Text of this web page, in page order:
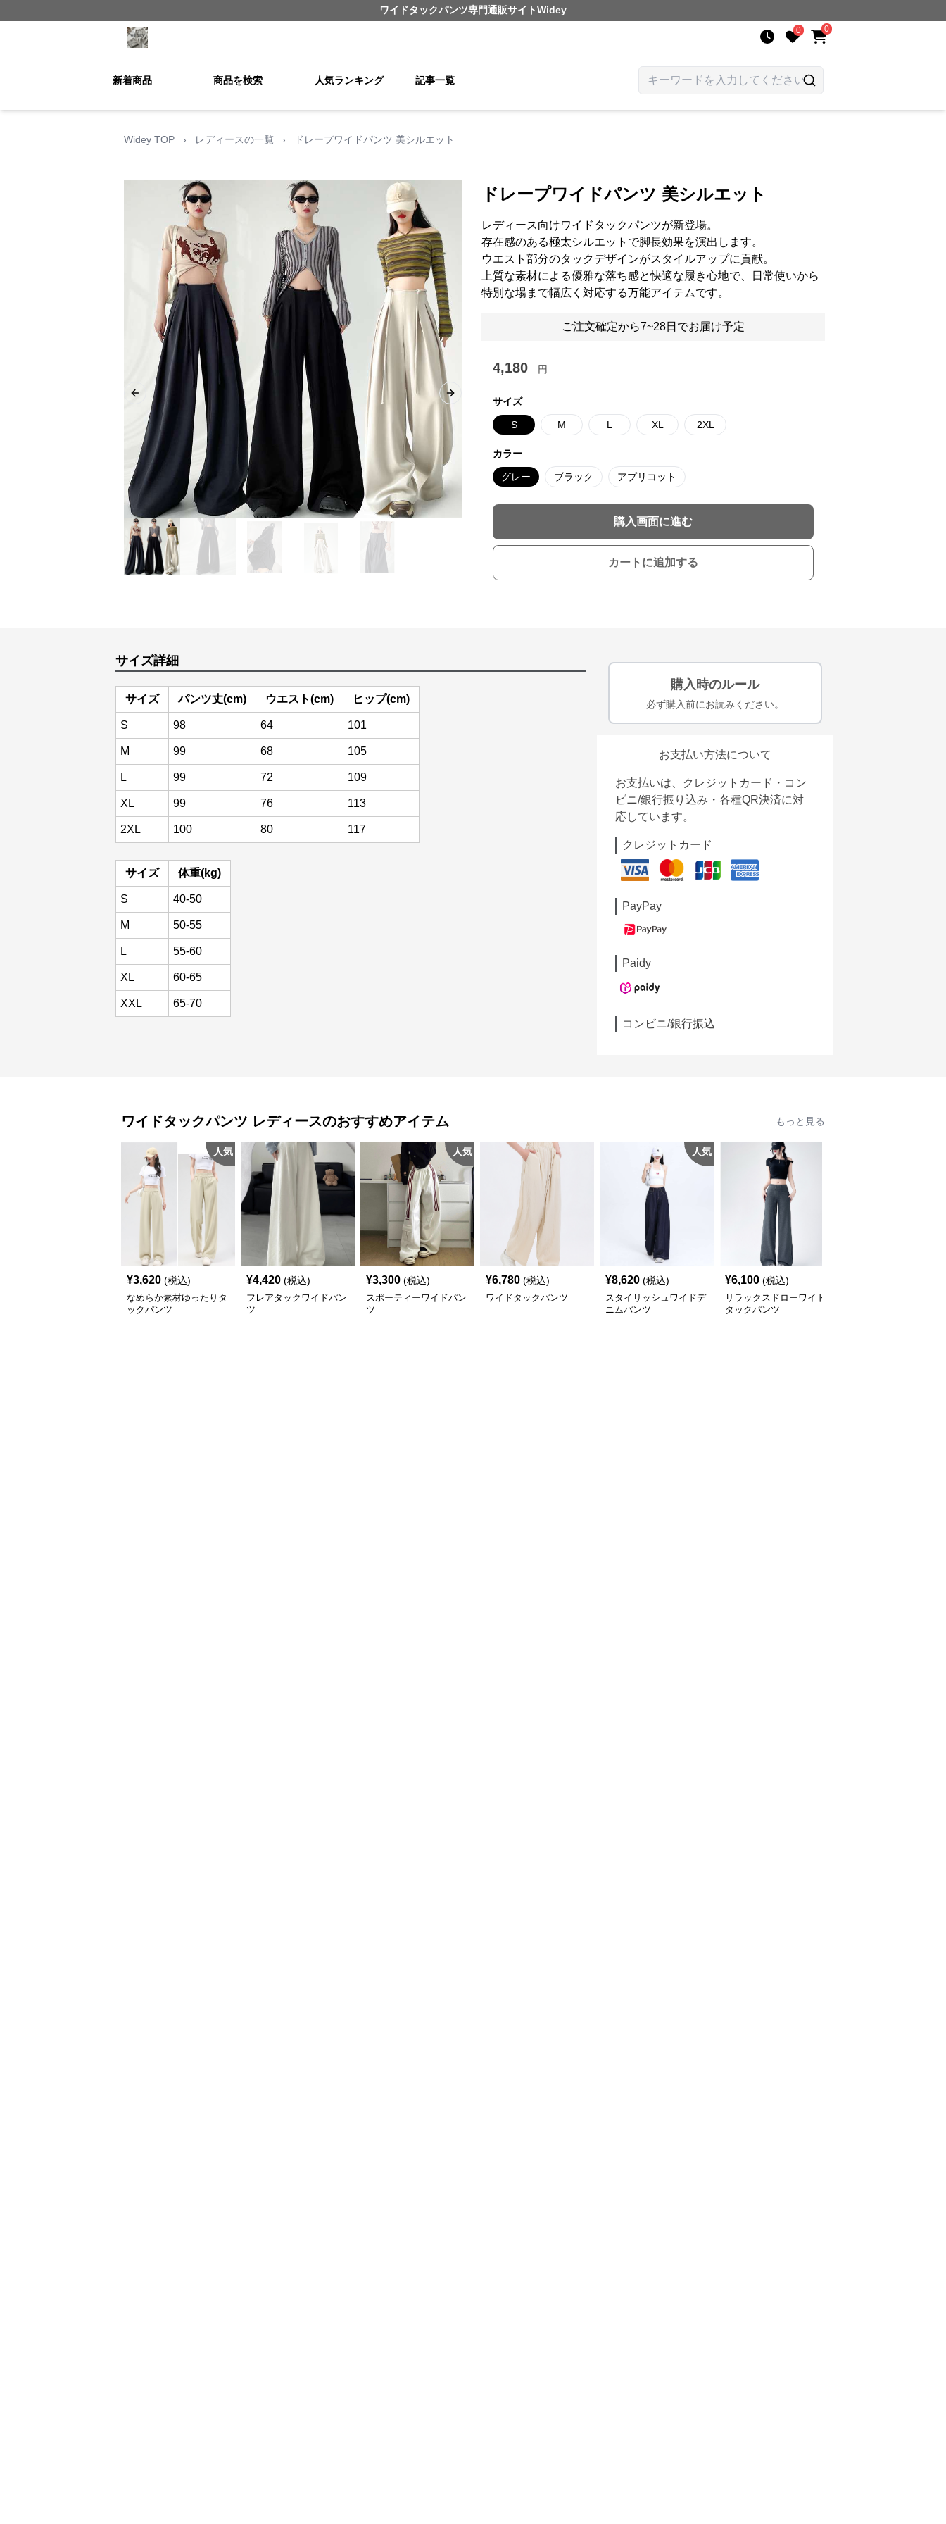
ワイドタックパンツ専門通販サイトWidey
0 0
新着商品 商品を検索 人気ランキング 記事一覧
Widey TOP › レディースの一覧 › ドレープワイドパンツ 美シルエット
Previous slide Next slide
ドレープワイドパンツ 美シルエット
レディース向けワイドタックパンツが新登場。
存在感のある極太シルエットで脚長効果を演出します。
ウエスト部分のタックデザインがスタイルアップに貢献。
上質な素材による優雅な落ち感と快適な履き心地で、日常使いから
特別な場まで幅広く対応する万能アイテムです。
ご注文確定から7~28日でお届け予定
4,180 円
サイズ
S M L XL 2XL
カラー
グレー ブラック アプリコット
購入画面に進む
カートに追加する
サイズ詳細
サイズ パンツ丈(cm) ウエスト(cm) ヒップ(cm)
S 98 64 101
M 99 68 105
L 99 72 109
XL 99 76 113
2XL 100 80 117
サイズ 体重(kg)
S 40-50
M 50-55
L 55-60
XL 60-65
XXL 65-70
購入時のルール
必ず購入前にお読みください。
お支払い方法について
お支払いは、クレジットカード・コン
ビニ/銀行振り込み・各種QR決済に対
応しています。
クレジットカード
PayPay
Paidy
コンビニ/銀行振込
ワイドタックパンツ レディースのおすすめアイテム もっと見る
人気
¥3,620 (税込)
なめらか素材ゆったりタ
ックパンツ
¥4,420 (税込)
フレアタックワイドパン
ツ
人気
¥3,300 (税込)
スポーティーワイドパン
ツ
¥6,780 (税込)
ワイドタックパンツ
人気
¥8,620 (税込)
スタイリッシュワイドデ
ニムパンツ
¥6,100 (税込)
リラックスドローワイド
タックパンツ